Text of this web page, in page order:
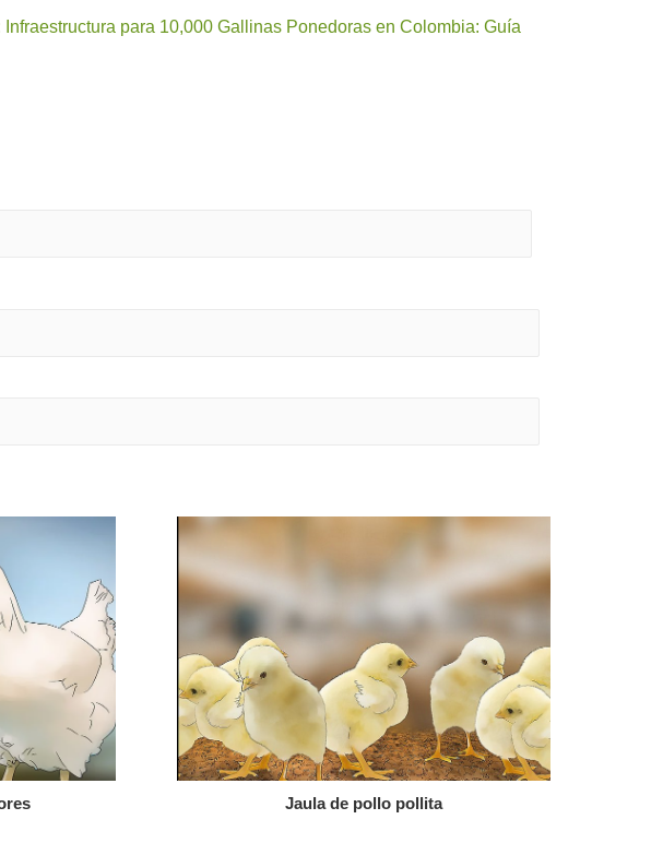
para 10,000 Gallinas Ponedoras en Colombia: Guía
Jaula de pollo pollita